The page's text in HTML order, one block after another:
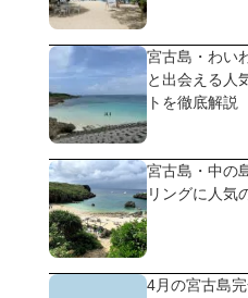
宮古島・わい
と出会える人
トを徹底解説
宮古島・中の
リングに人気
4月の宮古島